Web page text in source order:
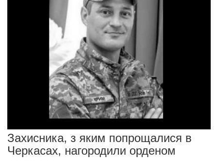
Захисника, з яким попрощалися в
Черкасах, нагородили орденом